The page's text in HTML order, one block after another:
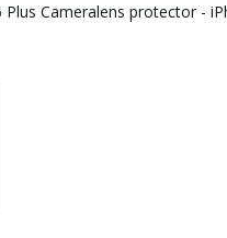
Plus Cameralens protector -